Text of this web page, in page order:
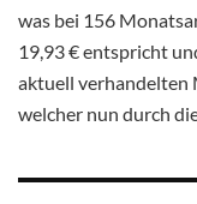
was bei 156
19,93 € entspricht
aktuell verhandelten
welcher nun durch